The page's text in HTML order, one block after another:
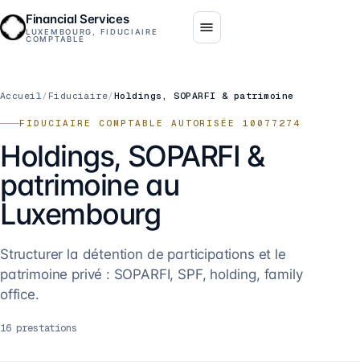
Financial Services
LUXEMBOURG, FIDUCIAIRE
COMPTABLE
Accueil / Fiduciaire/Holdings, SOPARFI & patrimoine
FIDUCIAIRE COMPTABLE AUTORISÉE 10077274
Holdings, SOPARFI &
patrimoine au
Luxembourg
Structurer la détention de participations et le
patrimoine privé : SOPARFI, SPF, holding, family
office.
16 prestations